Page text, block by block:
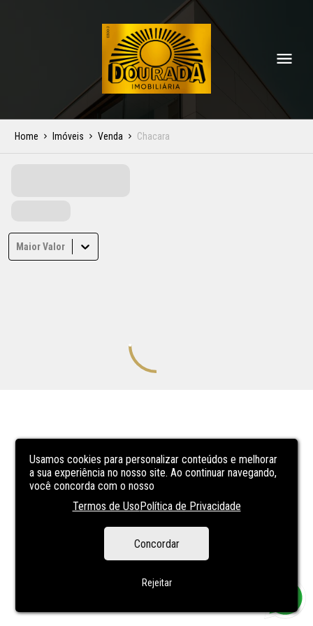
Usamos cookies para personalizar conteúdos e melhorar
a sua experiência no nosso site. Ao continuar navegando,
você concorda com o nosso
Termos de UsoPolítica de Privacidade
Concordar
Rejeitar
Home Imóveis Venda Chacara
Maior Valor